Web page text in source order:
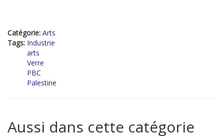
Catégorie: Arts
Tags: Industrie
arts
Verre
PBC
Palestine
Aussi dans cette catégorie